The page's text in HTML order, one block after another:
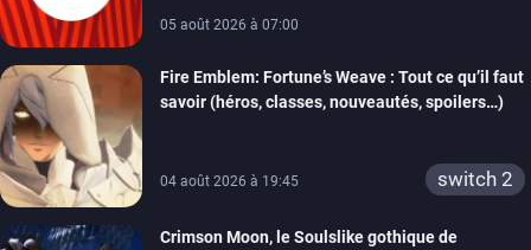
05 août 2026 à 07:00
Fire Emblem: Fortune’s Weave : Tout ce qu’il faut
savoir (héros, classes, nouveautés, spoilers…)
04 août 2026 à 19:45 switch 2
Crimson Moon, le Soulslike gothique de